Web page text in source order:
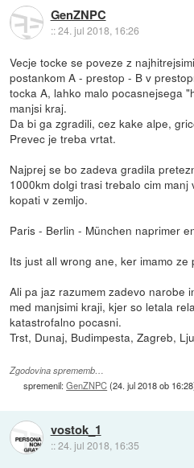
GenZNPC
::24. jul 2018, 16:26
Vecje tocke se poveze z
postankom A - prestop - B v
tocka A, lahko malo pocasnejsega
manjsi kraj.
Da bi ga zgradili, cez kake alpe,
Prevec je treba vrtat.
Najprej se bo zadeva gradila
1000km dolgi trasi trebalo cim
kopati v zemljo.
Paris - Berlin - München naprimer
Its just all wrong ane, ker imamo ze
Ali pa jaz razumem zadevo narobe
med manjsimi kraji, kjer so letala
katastrofalno pocasni.
Trst, Dunaj, Budimpesta, Zagreb,
Zgodovina sprememb…
spremenil:GenZNPC(24. jul 2018 ob 16:28
vostok_1
::24. jul 2018, 16:35